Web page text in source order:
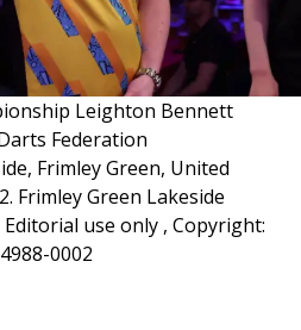
Leighton Bennett
Federation
Frimley Green, United
Frimley Green Lakeside
use only , Copyright:
0002